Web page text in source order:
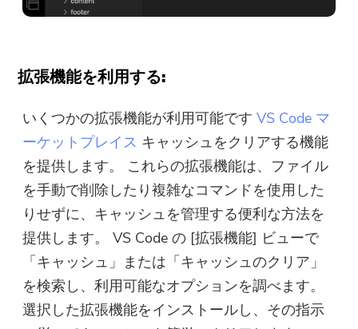
拡張機能を利用する:
いくつかの拡張機能が利用可能ですVS Code マ
ーケットプレイス キャッシュをクリアする機能
を提供します。 これらの拡張機能は、ファイル
を手動で削除したり複雑なコマンドを使用した
りせずに、キャッシュを管理する便利な方法を
提供します。 VS Code の [拡張機能] ビューで
「キャッシュ」または「キャッシュのクリア」
を検索し、利用可能なオプションを調べます。
選択した拡張機能をインストールし、その指示